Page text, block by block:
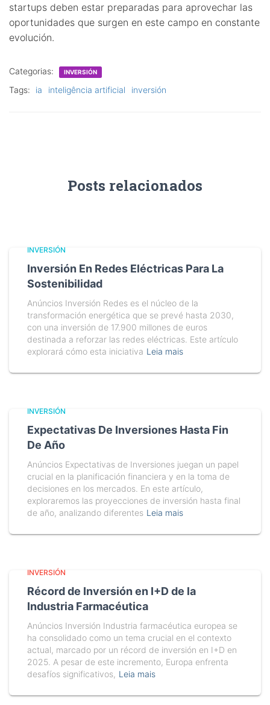
startups deben estar preparadas para aprovechar las
oportunidades que surgen en este campo en constante
evolución.
Categorias: INVERSIÓN
Tags: ia inteligência artificial inversión
Posts relacionados
INVERSIÓN
Inversión En Redes Eléctricas Para La
Sostenibilidad
Anúncios Inversión Redes es el núcleo de la
transformación energética que se prevé hasta 2030,
con una inversión de 17.900 millones de euros
destinada a reforzar las redes eléctricas. Este artículo
explorará cómo esta iniciativa Leia mais
INVERSIÓN
Expectativas De Inversiones Hasta Fin
De Año
Anúncios Expectativas de Inversiones juegan un papel
crucial en la planificación financiera y en la toma de
decisiones en los mercados. En este artículo,
exploraremos las proyecciones de inversión hasta final
de año, analizando diferentes Leia mais
INVERSIÓN
Récord de Inversión en I+D de la
Industria Farmacéutica
Anúncios Inversión Industria farmacéutica europea se
ha consolidado como un tema crucial en el contexto
actual, marcado por un récord de inversión en I+D en
2025. A pesar de este incremento, Europa enfrenta
desafíos significativos, Leia mais